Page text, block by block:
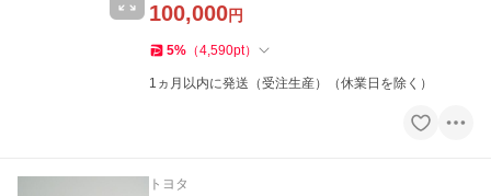
100,000円
5% （4,590pt）
1ヵ月以内に発送（受注生産）（休業日を除く）
トヨタ